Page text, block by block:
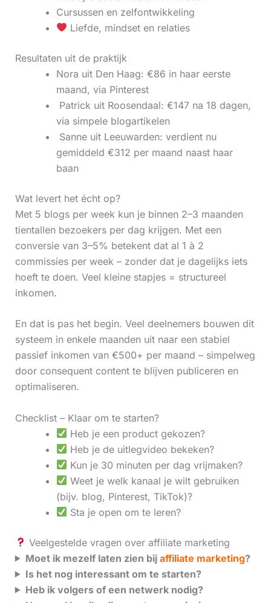
Cursussen en zelfontwikkeling
Liefde, mindset en relaties
Resultaten uit de praktijk
Nora uit Den Haag: €86 in haar eerste
maand, via Pinterest
‍ Patrick uit Roosendaal: €147 na 18 dagen,
via simpele blogartikelen
‍ Sanne uit Leeuwarden: verdient nu
gemiddeld €312 per maand naast haar
baan
Wat levert het écht op?
Met 5 blogs per week kun je binnen 2–3 maanden
tientallen bezoekers per dag krijgen. Met een
conversie van 3–5% betekent dat al 1 à 2
commissies per week – zonder dat je dagelijks iets
hoeft te doen. Veel kleine stapjes = structureel
inkomen.
En dat is pas het begin. Veel deelnemers bouwen dit
systeem in enkele maanden uit naar een stabiel
passief inkomen van €500+ per maand – simpelweg
door consequent content te blijven publiceren en
optimaliseren.
Checklist – Klaar om te starten?
Heb je een product gekozen?
Heb je de uitlegvideo bekeken?
Kun je 30 minuten per dag vrijmaken?
Weet je welk kanaal je wilt gebruiken
(bijv. blog, Pinterest, TikTok)?
Sta je open om te leren?
Veelgestelde vragen over affiliate marketing
Moet ik mezelf laten zien bij affiliate marketing?
Is het nog interessant om te starten?
Heb ik volgers of een netwerk nodig?